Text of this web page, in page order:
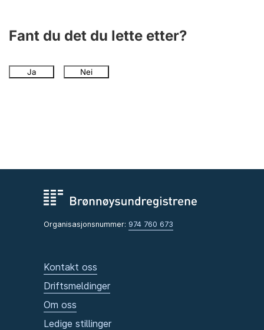
Fant du det du lette etter?
Ja Nei
Organisasjonsnummer: 974 760 673
Kontakt oss
Driftsmeldinger
Om oss
Ledige stillinger